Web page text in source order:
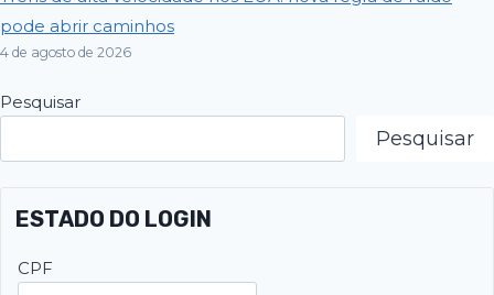
pode abrir caminhos
4 de agosto de 2026
Pesquisar
Pesquisar
ESTADO DO LOGIN
CPF